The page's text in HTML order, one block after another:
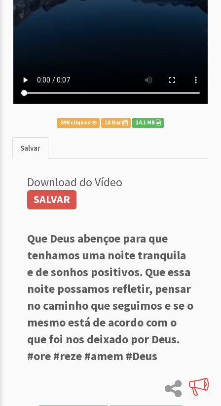
898 cliques 18 Mar 14.1 MB
Salvar
Download do Vídeo
SALVAR
Que Deus abençoe para que
tenhamos uma noite tranquila
e de sonhos positivos. Que essa
noite possamos refletir, pensar
no caminho que seguimos e se o
mesmo está de acordo com o
que foi nos deixado por Deus.
#ore #reze #amem #Deus